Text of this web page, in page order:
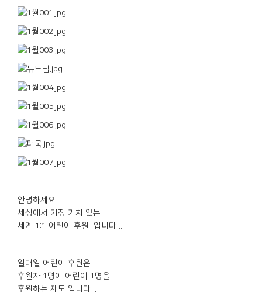
안녕하세요
세상에서 가장 가치 있는
세계 1:1 어린이 후원 입니다 ..
일대일 어린이 후원은
후원자 1명이 어린이 1명을
후원하는 재도 입니다 ..